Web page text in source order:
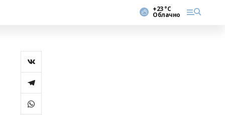
+23 °С
Облачно